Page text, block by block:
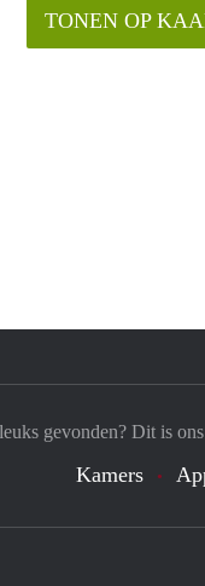
TONEN OP
gevonden? Dit is
Kamers